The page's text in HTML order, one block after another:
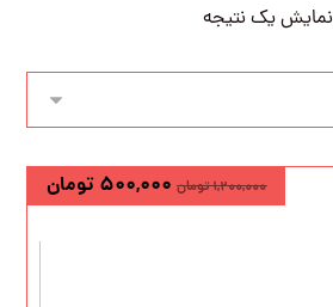
نمایش یک نتیجه
۱,۲۰۰,۰۰۰تومان ۵۰۰,۰۰۰ تومان